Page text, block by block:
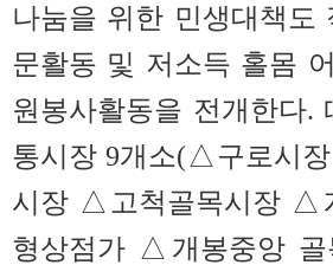
나눔을 위한 민생대책도
문활동 및 저소득 홀몸
원봉사활동을 전개한다
통시장 9개소(△구로시
시장 △고척골목시장 △
형상점가 △개봉중앙